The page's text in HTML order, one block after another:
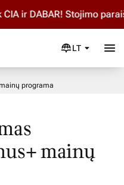
ir DABAR! Stojimo
LT
programa
mainų